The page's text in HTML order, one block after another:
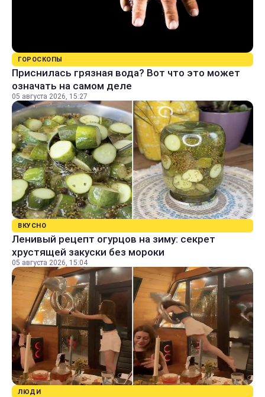
ГОРОСКОПЫ
Приснилась грязная вода? Вот что это может
означать на самом деле
05 августа 2026, 15:27
ВКУСНО
Ленивый рецепт огурцов на зиму: секрет
хрустящей закуски без мороки
05 августа 2026, 15:04
ЛЮДИ